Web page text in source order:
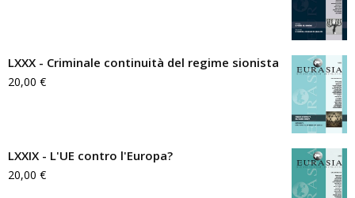
LXXX - Criminale continuità del regime sionista
20,00 €
LXXIX - L'UE contro l'Europa?
20,00 €